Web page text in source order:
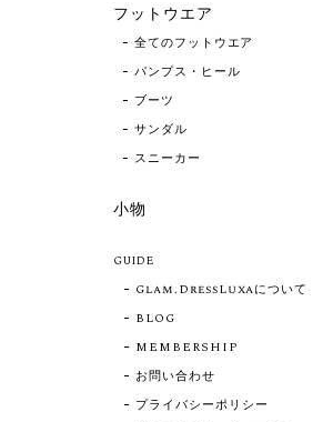
フットウエア
全てのフットウエア
パンプス・ヒール
ブーツ
サンダル
スニーカー
小物
GUIDE
Glam.DressLuxaについて
BLOG
MEMBERSHIP
お問い合わせ
プライバシーポリシー